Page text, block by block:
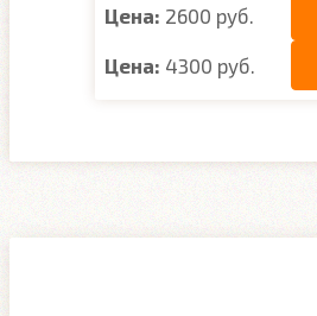
Цена: 2600 руб.
Цена: 4300 руб.